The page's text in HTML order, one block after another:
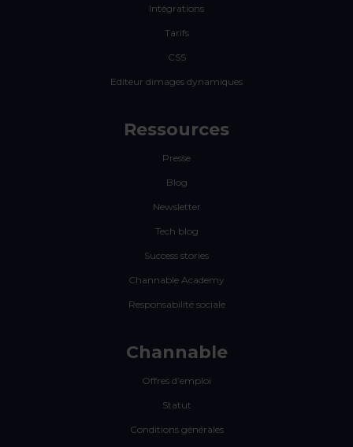
Intégrations
Tarifs
CSS
Editeur dimages dynamiques
Ressources
Presse
Blog
Newsletter
Tech blog
Success stories
Channable Academy
Responsabilité sociale
Channable
Offres d’emploi
Statut
Conditions générales